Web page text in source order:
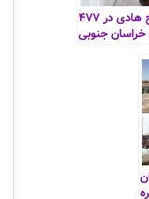
طرح هادی در ۴۷۷
جنوبی